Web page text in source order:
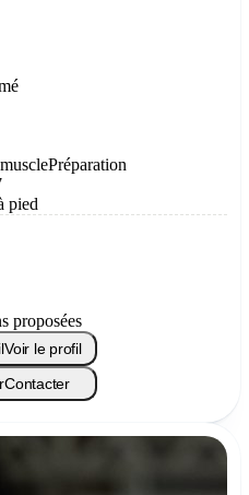
Préparation
pied
proposées
Voir le profil
Contacter